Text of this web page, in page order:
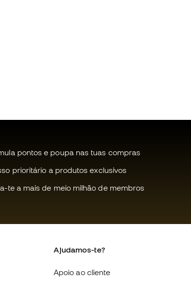
pontos e poupa nas tuas compras
prioritário a produtos exclusivos
te a mais de meio milhão de membros
Ajudamos-te?
Apoio ao cliente